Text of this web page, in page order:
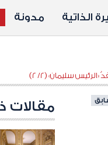
الذاتية مدونة
سليمان» (٢/ ٢)
مقالات